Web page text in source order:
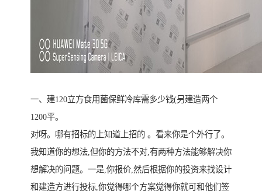
一、建120立方食用菌保鲜冷库需多少钱(另建造两个
1200平。
对呀。哪有招标的上知道上招的 。看来你是个外行了。
我知道你的想法,但你的方法不对,有两种方法能够解决你
想解决的问题。一是,你报价,然后根据你的投资来找设计
和建造方进行投标,你觉得哪个方案觉得你就可和他们签